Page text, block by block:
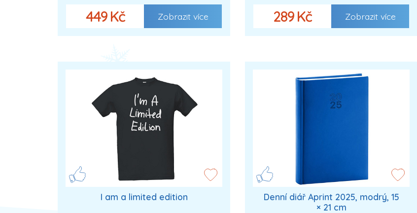
449 Kč Zobrazit více 289 Kč Zobrazit více
I am a limited edition
Denní diář Aprint 2025, modrý, 15
× 21 cm